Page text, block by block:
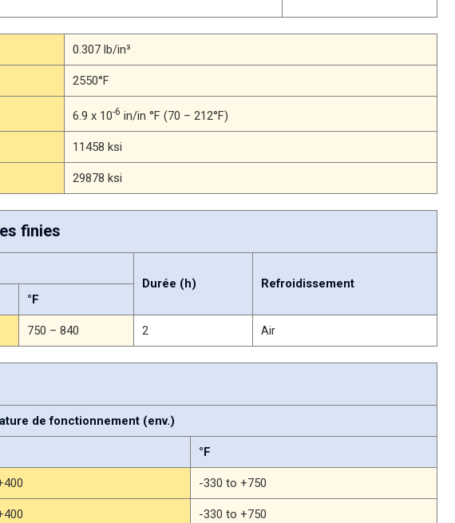
0.307 lb/in³
2550°F
6.9 x 10-6 in/in °F (70 – 212°F)
11458 ksi
29878 ksi
finies
Durée (h)
Refroidissement
°F
750 – 840 2 Air
de fonctionnement (env.)
°F
-330 to +750
-330 to +750